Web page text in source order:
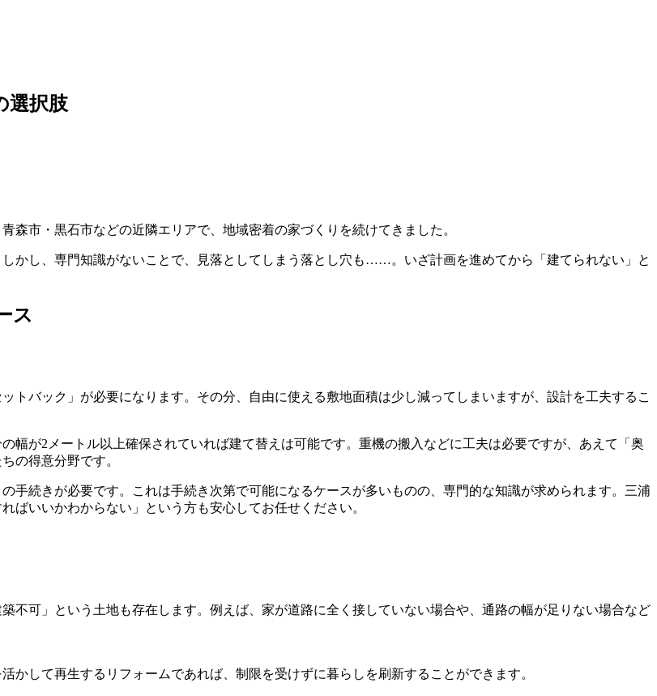
選択肢
森市・黒石市などの近隣エリアで、地域密着の家づくりを続けてきました。
かし、専門知識がないことで、見落としてしまう落とし穴も……。いざ計画を進めてから「建てられない」と
ス
トバック」が必要になります。その分、自由に使える敷地面積は少し減ってしまいますが、設計を工夫するこ
幅が2メートル以上確保されていれば建て替えは可能です。重機の搬入などに工夫は必要ですが、あえて「奥
の得意分野です。
手続きが必要です。これは手続き次第で可能になるケースが多いものの、専門的な知識が求められます。三浦
ばいいかわからない」という方も安心してお任せください。
不可」という土地も存在します。例えば、家が道路に全く接していない場合や、通路の幅が足りない場合など
して再生するリフォームであれば、制限を受けずに暮らしを刷新することができます。